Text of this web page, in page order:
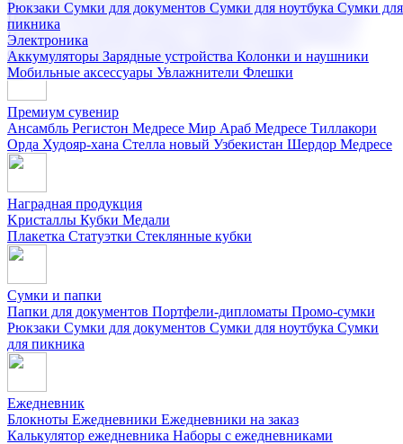
Рюкзаки Сумки для документов Сумки для ноутбука Сумки для
пикника
Электроника
Аккумуляторы Зарядные устройства Колонки и наушники
Мобильные аксессуары Увлажнители Флешки
Наборы из кожиНаборы ручекНаборы с аккумуляторами
Наборы с бутылками для воды
Наборы с ежедневниками
Наборы с кружками
флешкамиНовогодние наборыЧайные наборы
Премиум сувенир
Ансамбль Регистон Медресе Мир Араб Медресе Тиллакори
Орда Худояр-хана Стелла новый Узбекистан Шердор Медресе
Наградная продукция
Kристаллы Кубки Медали
Плакетка Статуэтки Стеклянные кубки
Сумки и папки
Папки для документов Портфели-дипломаты Промо-сумки
Рюкзаки Сумки для документов Сумки для ноутбука Сумки
для пикника
Ежедневник
Блокноты Ежедневники Ежедневники на заказ
Калькулятор ежедневника Наборы с ежедневниками